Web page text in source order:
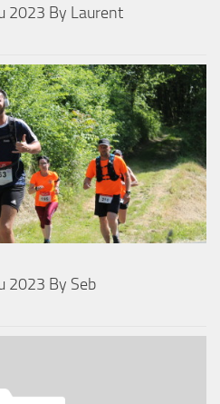
2023 By Laurent
2023 By Seb